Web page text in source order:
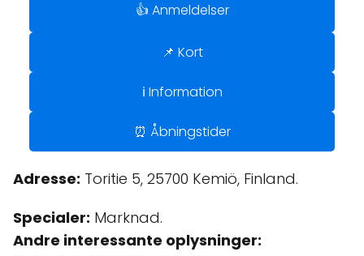
👍 Anmeldelser
📌 Kort
ℹ️ Information
⏰ Åbningstider
Adresse: Toritie 5, 25700 Kemiö, Finland.
Specialer: Marknad.
Andre interessante oplysninger: